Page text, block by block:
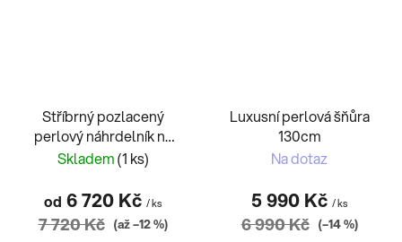
Stříbrný pozlacený
perlový náhrdelník na
magnetické zapínání
Skladem(1 ks)
od 6 720 Kč / ks
7 720 Kč (až –12 %)
Luxusní perlová šňůra
130cm
Na dotaz
5 990 Kč / ks
6 990 Kč (–14 %)